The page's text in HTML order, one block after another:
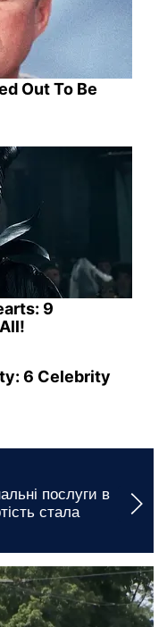
Out To Be
9
6 Celebrity
послуги в
стала